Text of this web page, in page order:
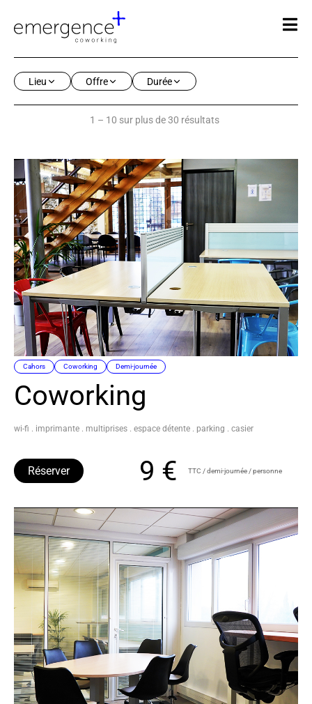
Lieu Offre Durée
1 – 10 sur plus de 30 résultats
Cahors Coworking Demi-journée
Coworking
wi-fi . imprimante . multiprises . espace détente . parking . casier
9 € TTC / demi-journée / personne
Réserver